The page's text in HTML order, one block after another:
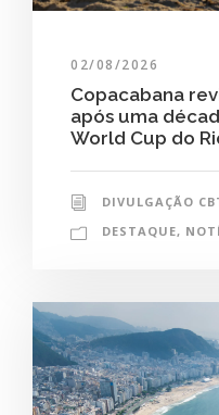
02/08/2026
Copacabana
após uma
World Cup do
DIVULGAÇÃO
DESTAQUE,